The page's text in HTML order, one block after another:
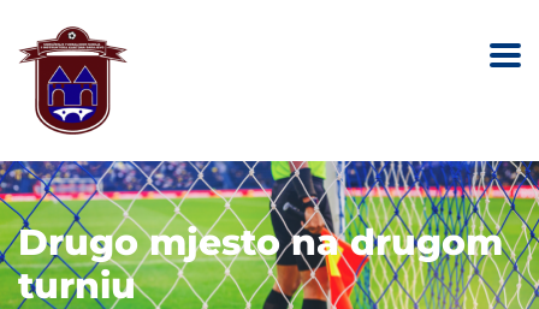
Drugo mjesto na drugom
turniu